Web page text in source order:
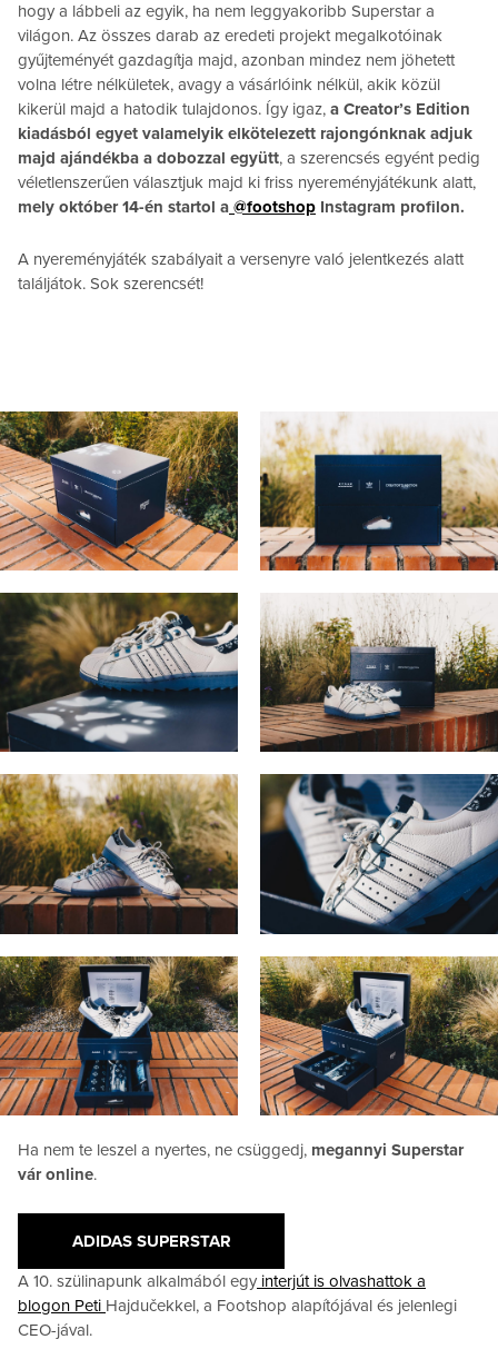
hogy a lábbeli az egyik, ha nem leggyakoribb Superstar a
világon. Az összes darab az eredeti projekt megalkotóinak
gyűjteményét gazdagítja majd, azonban mindez nem jöhetett
volna létre nélkületek, avagy a vásárlóink nélkül, akik közül
kikerül majd a hatodik tulajdonos. Így igaz, a Creator’s Edition
kiadásból egyet valamelyik elkötelezett rajongónknak adjuk
majd ajándékba a dobozzal együtt, a szerencsés egyént pedig
véletlenszerűen választjuk majd ki friss nyereményjátékunk alatt,
mely október 14-én startol a @footshop Instagram profilon.
A nyereményjáték szabályait a versenyre való jelentkezés alatt
találjátok. Sok szerencsét!
Ha nem te leszel a nyertes, ne csüggedj, megannyi Superstar
vár online.
ADIDAS SUPERSTAR
A 10. szülinapunk alkalmából egy interjút is olvashattok a
blogon Peti Hajdučekkel, a Footshop alapítójával és jelenlegi
CEO-jával.